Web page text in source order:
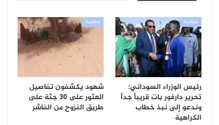
سياسية
رئيس الوزراء السوداني:
تحرير دارفور بات قريباً جداً
وندعو إلى نبذ خطاب
الكراهية
سياسية
شهود يكشفون تفاصيل
العثور على 30 جثة على
طريق النزوح من الفاشر